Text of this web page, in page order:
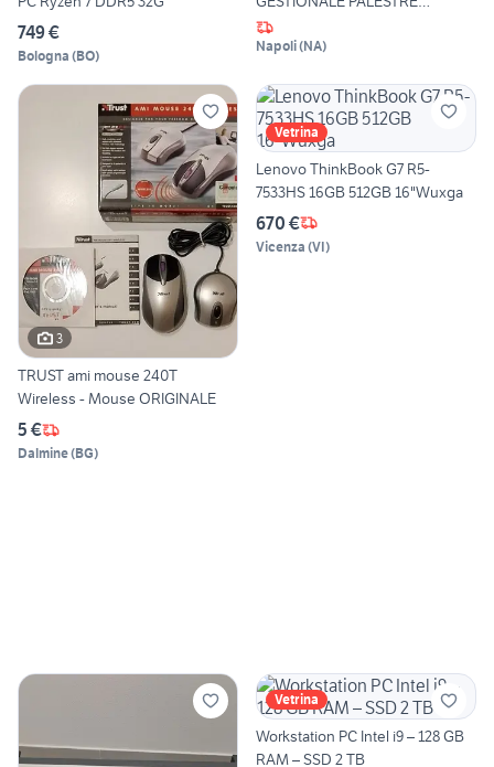
749 €
Bologna (BO)
TORNELLO
Napoli(NA)
3
TRUST ami mouse 240T
Wireless - Mouse ORIGINALE
5 €
Dalmine(BG)
Vetrina
Lenovo ThinkBook G7 R5-
7533HS 16GB 512GB 16"Wuxga
670 €
Vicenza (VI)
Vetrina
Workstation PC Intel i9 – 128 GB
RAM – SSD 2 TB